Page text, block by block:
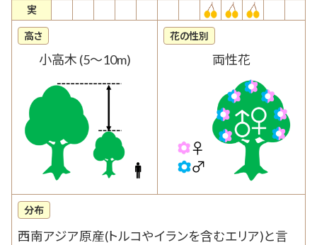
実
高さ
小高木 (5～10m)
花の性別
両性花
分布
西南アジア原産(トルコやイランを含むエリア)と言